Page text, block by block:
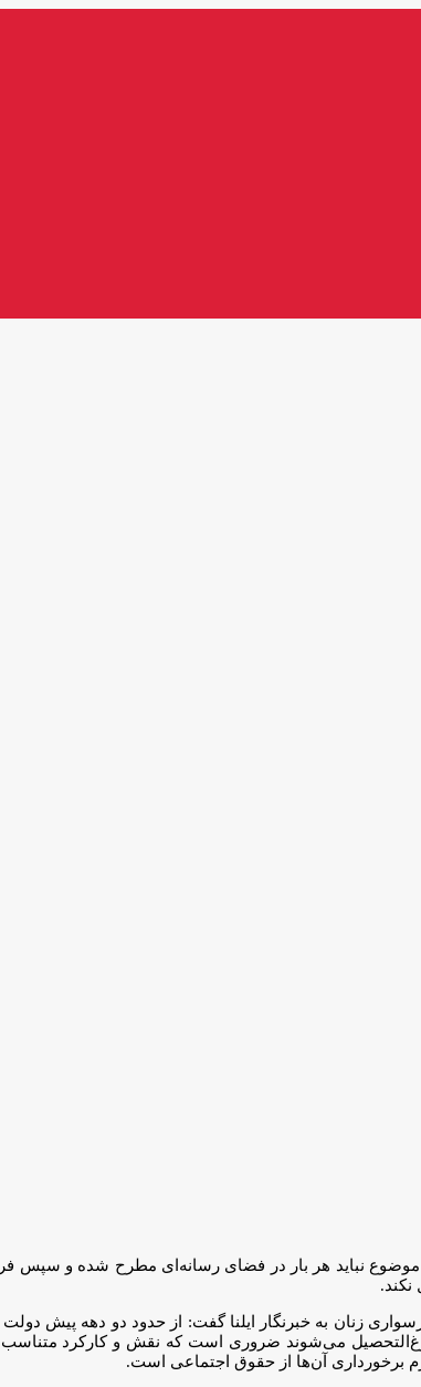
موضوع نباید هر بار در فضای رسانه‌ای مطرح شده و سپس
زنان به خبرنگار ایلنا گفت: از حدود دو دهه پیش دولت
دانشگاه‌ها فارغ‌التحصیل می‌شوند ضروری است که نقش و کارکرد
برخورداری آن‌ها از حقوق اجتماعی است.